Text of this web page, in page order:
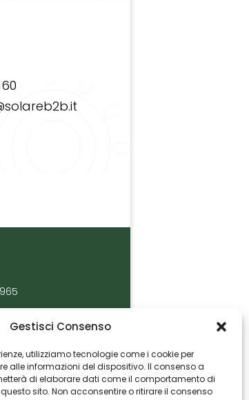
Gestisci Consenso
utilizziamo tecnologie come i cookie per
alle informazioni del dispositivo. Il consenso a
di elaborare dati come il comportamento di
sito. Non acconsentire o ritirare il consenso